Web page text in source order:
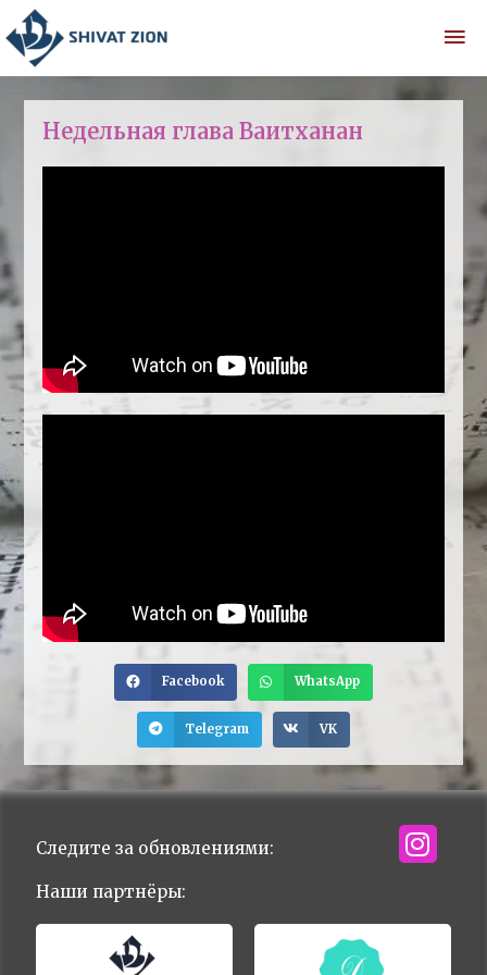
Недельная глава Ваитханан
Facebook WhatsApp
Telegram VK
Следите за обновлениями:
Наши партнёры: